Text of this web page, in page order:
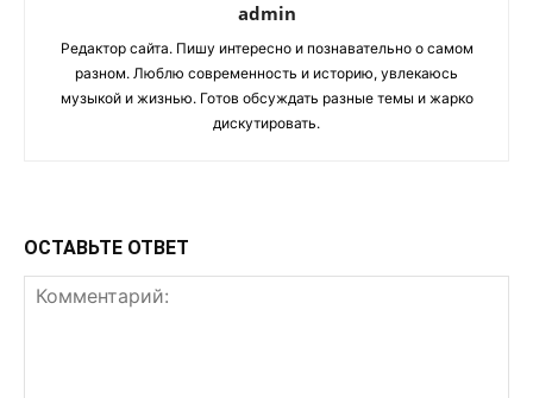
admin
Редактор сайта. Пишу интересно и познавательно о самом
разном. Люблю современность и историю, увлекаюсь
музыкой и жизнью. Готов обсуждать разные темы и жарко
дискутировать.
ОСТАВЬТЕ ОТВЕТ